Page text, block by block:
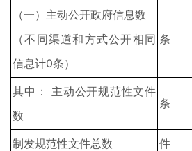
（一）主动公开政府信息数
（不同渠道和方式公开相同
信息计0条）
条
其中： 主动公开规范性文件
数
条
制发规范性文件总数 件